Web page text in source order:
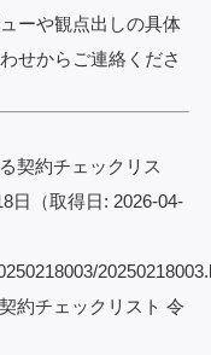
ーや観点出しの具体
せからご連絡くださ
契約チェックリス
日（取得日: 2026-04-
約チェックリスト 令